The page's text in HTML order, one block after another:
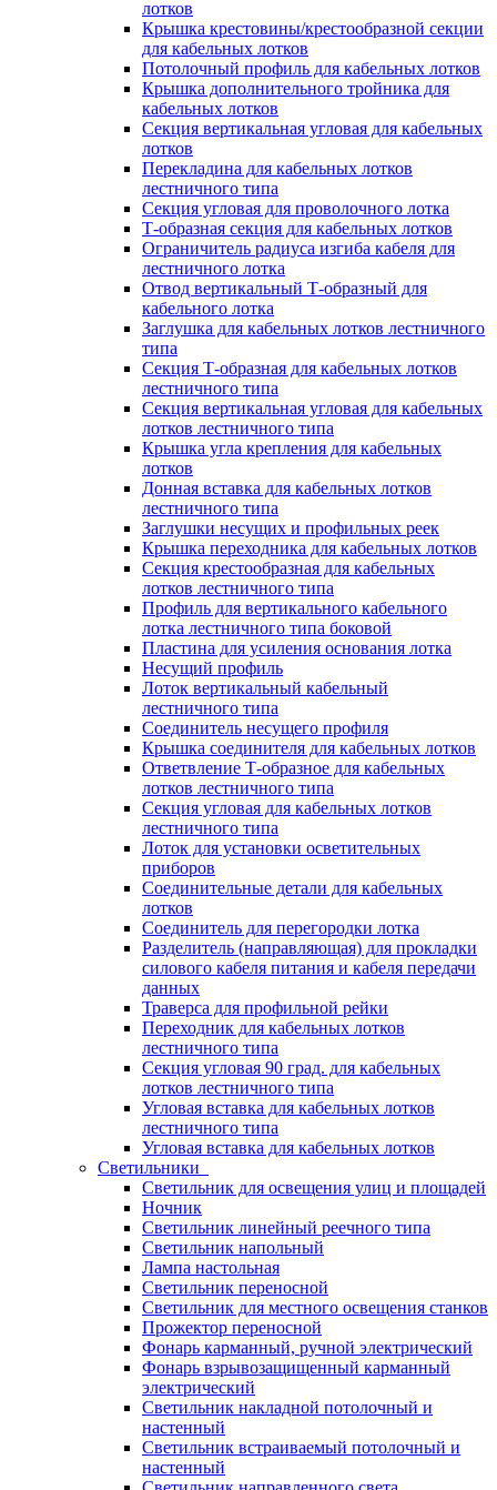
лотков
Крышка крестовины/крестообразной секции
для кабельных лотков
Потолочный профиль для кабельных лотков
Крышка дополнительного тройника для
кабельных лотков
Секция вертикальная угловая для кабельных
лотков
Перекладина для кабельных лотков
лестничного типа
Секция угловая для проволочного лотка
Т-образная секция для кабельных лотков
Ограничитель радиуса изгиба кабеля для
лестничного лотка
Отвод вертикальный Т-образный для
кабельного лотка
Заглушка для кабельных лотков лестничного
типа
Секция Т-образная для кабельных лотков
лестничного типа
Секция вертикальная угловая для кабельных
лотков лестничного типа
Крышка угла крепления для кабельных
лотков
Донная вставка для кабельных лотков
лестничного типа
Заглушки несущих и профильных реек
Крышка переходника для кабельных лотков
Секция крестообразная для кабельных
лотков лестничного типа
Профиль для вертикального кабельного
лотка лестничного типа боковой
Пластина для усиления основания лотка
Несущий профиль
Лоток вертикальный кабельный
лестничного типа
Соединитель несущего профиля
Крышка соединителя для кабельных лотков
Ответвление Т-образное для кабельных
лотков лестничного типа
Секция угловая для кабельных лотков
лестничного типа
Лоток для установки осветительных
приборов
Соединительные детали для кабельных
лотков
Соединитель для перегородки лотка
Разделитель (направляющая) для прокладки
силового кабеля питания и кабеля передачи
данных
Траверса для профильной рейки
Переходник для кабельных лотков
лестничного типа
Секция угловая 90 град. для кабельных
лотков лестничного типа
Угловая вставка для кабельных лотков
лестничного типа
Угловая вставка для кабельных лотков
Светильники
Светильник для освещения улиц и площадей
Ночник
Светильник линейный реечного типа
Светильник напольный
Лампа настольная
Светильник переносной
Светильник для местного освещения станков
Прожектор переносной
Фонарь карманный, ручной электрический
Фонарь взрывозащищенный карманный
электрический
Светильник накладной потолочный и
настенный
Светильник встраиваемый потолочный и
настенный